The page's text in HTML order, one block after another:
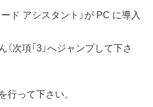
ド アシスタント」が PC に導入
次項「3」へジャンプして下さ
行って下さい。